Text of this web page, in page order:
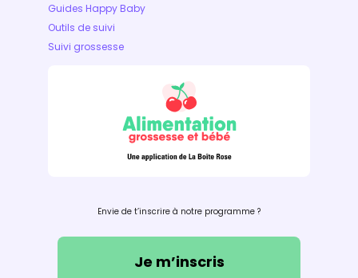
Guides Happy Baby
Outils de suivi
Suivi grossesse
Envie de t’inscrire à notre programme ?
Je m’inscris